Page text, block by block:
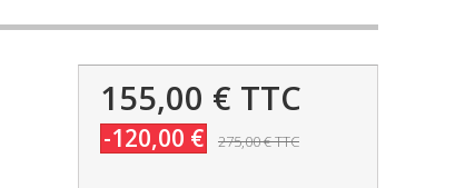
155,00 € TTC
-120,00 € 275,00 €TTC